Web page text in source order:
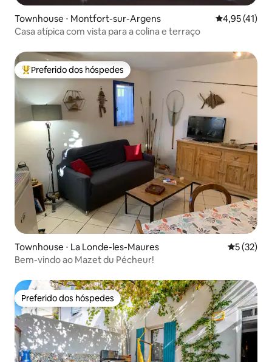
Townhouse ⋅ Montfort-sur-Argens 4,95 de uma
4,95 (41)
Casa atípica com vista para a colina e terraço
Entre os melhores preferidos dos hóspedes
Preferido dos hóspedes
Townhouse ⋅ La Londe-les-Maures 5 de uma
5 (32)
Bem-vindo ao Mazet du Pécheur!
Preferido dos hóspedes
Preferido dos hóspedes